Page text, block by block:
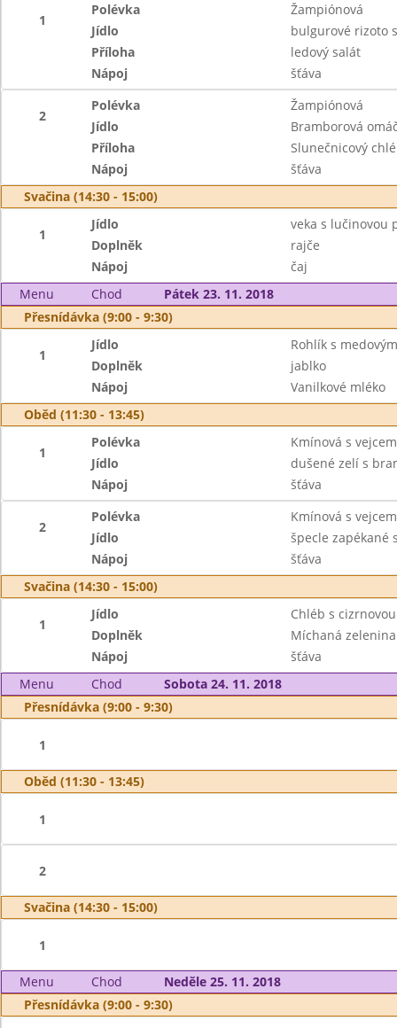
1
Polévka
Žampiónová
Jídlo
bulgurové rizoto
Příloha
ledový salát
Nápoj
šťáva
2
Polévka
Žampiónová
Jídlo
Bramborová
Příloha
Slunečnicový
Nápoj
šťáva
Svačina (14:30 - 15:00)
1
Jídlo
veka s lučinovou
Doplněk
rajče
Nápoj
čaj
Menu
Chod
Pátek 23. 11. 2018
Přesnídávka (9:00 - 9:30)
1
Jídlo
Rohlík s
Doplněk
jablko
Nápoj
Vanilkové mléko
Oběd (11:30 - 13:45)
1
Polévka
Kmínová s vejcem
Jídlo
dušené zelí s
Nápoj
šťáva
2
Polévka
Kmínová s vejcem
Jídlo
špecle zapékané
Nápoj
šťáva
Svačina (14:30 - 15:00)
1
Jídlo
Chléb s
Doplněk
Míchaná zelenina
Nápoj
šťáva
Menu
Chod
Sobota 24. 11. 2018
Přesnídávka (9:00 - 9:30)
1
Oběd (11:30 - 13:45)
1
2
Svačina (14:30 - 15:00)
1
Menu Chod
Neděle 25. 11. 2018
Přesnídávka (9:00 - 9:30)